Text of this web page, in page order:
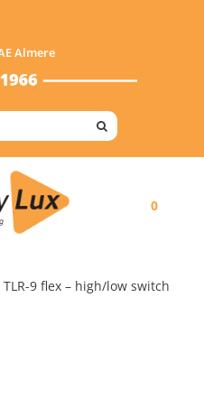
Almere
0
TLR-9 flex – high/low switch